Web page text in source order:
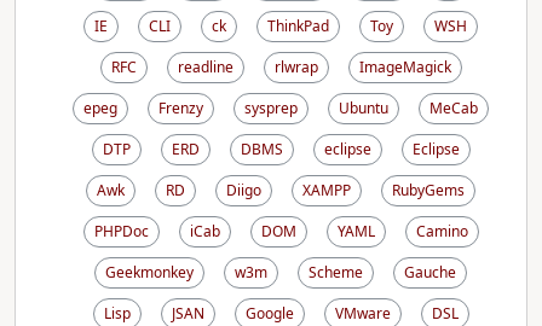
IE
CLI ck ThinkPad Toy
WSH
RFC
readline rlwrap
ImageMagick
epeg
Frenzy sysprep Ubuntu
MeCab
DTP
ERD DBMS eclipse
Eclipse
Awk
RD Diigo XAMPP
RubyGems
PHPDoc
iCab DOM YAML
Camino
Geekmonkey
w3m Scheme
Gauche
Lisp
JSAN Google VMware
DSL